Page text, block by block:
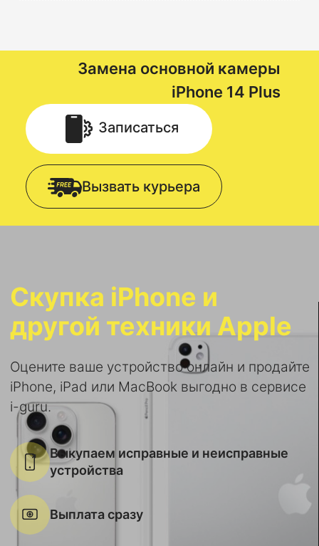
Замена основной камеры
iPhone 14 Plus
Записаться
Вызвать курьера
Скупка iPhone и
другой техники Apple
Оцените ваше устройство онлайн и продайте
iPhone, iPad или MacBook выгодно в сервисе
i-guru.
Выкупаем исправные и неисправные
устройства
Выплата сразу